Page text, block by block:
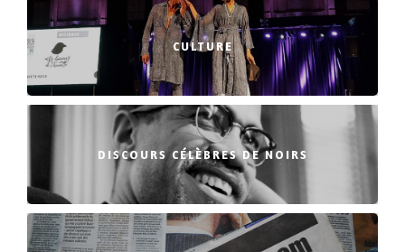
CULTURE
DISCOURS CÉLÈBRES DE NOIRS